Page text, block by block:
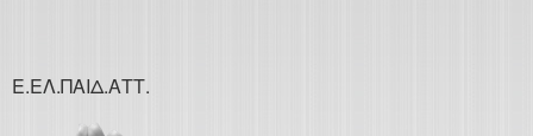
Ε.ΕΛ.ΠΑΙΔ.ΑΤΤ.